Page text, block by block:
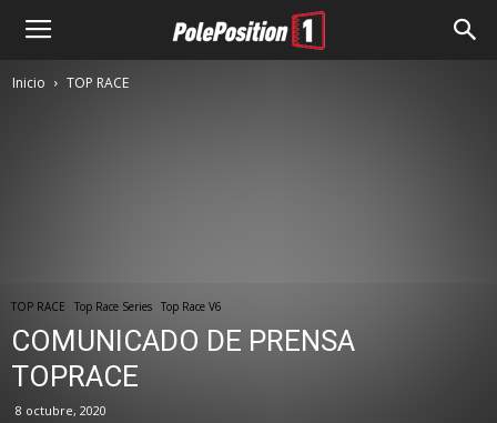
Inicio TOP RACE
TOP RACE Top Race Series Top Race V6
COMUNICADO DE PRENSA
TOPRACE
8 octubre, 2020